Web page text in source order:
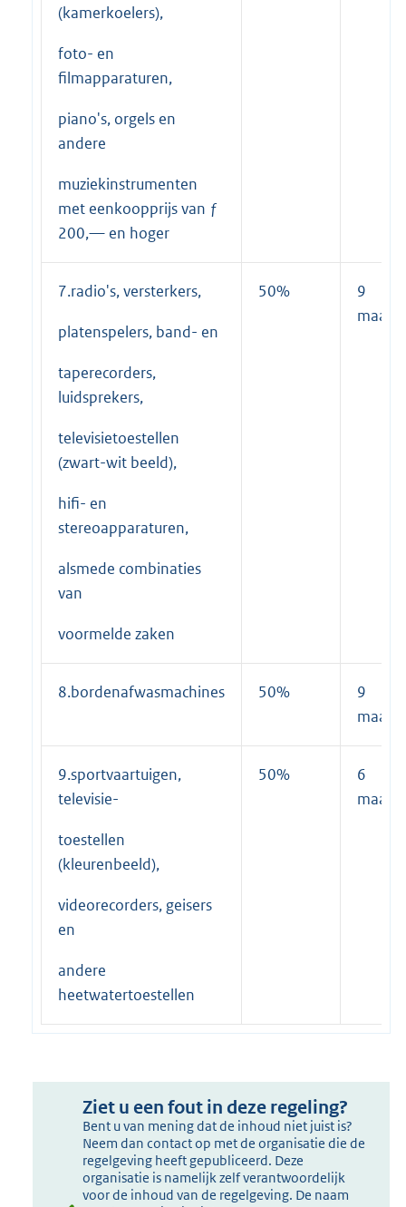
(kamerkoelers),
foto- en
filmapparaturen,
piano's, orgels en
andere
muziekinstrumenten
met eenkoopprijs van ƒ
200,— en hoger
7.radio's, versterkers,
platenspelers, band- en
taperecorders,
luidsprekers,
televisietoestellen
(zwart-wit beeld),
hifi- en
stereoapparaturen,
alsmede combinaties
van
voormelde zaken
50%
9
8.bordenafwasmachines 50%
9
9.sportvaartuigen,
televisie-
toestellen
(kleurenbeeld),
videorecorders, geisers
en
andere
heetwatertoestellen
50%
6
Ziet u een fout in deze regeling?
Bent u van mening dat de inhoud niet juist is?
Neem dan contact op met de organisatie die de
regelgeving heeft gepubliceerd. Deze
organisatie is namelijk zelf verantwoordelijk
voor de inhoud van de regelgeving. De naam